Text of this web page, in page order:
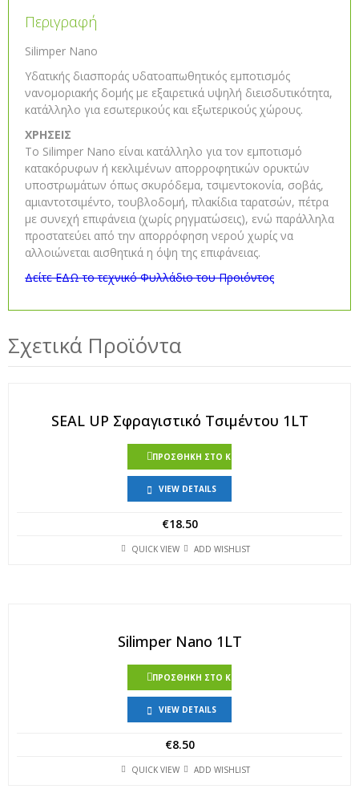
Περιγραφή
Silimper Nano
Υδατικής διασποράς υδατοαπωθητικός εμποτισμός
νανομοριακής δομής με εξαιρετικά υψηλή διεισδυτικότητα,
κατάλληλο για εσωτερικούς και εξωτερικούς χώρους.
ΧΡΗΣΕΙΣ
Το Silimper Nano είναι κατάλληλο για τον εμποτισμό
κατακόρυφων ή κεκλιμένων απορροφητικών ορυκτών
υποστρωμάτων όπως σκυρόδεμα, τσιμεντοκονία, σοβάς,
αμιαντοτσιμέντο, τουβλοδομή, πλακίδια ταρατσών, πέτρα
με συνεχή επιφάνεια (χωρίς ρηγματώσεις), ενώ παράλληλα
προστατεύει από την απορρόφηση νερού χωρίς να
αλλοιώνεται αισθητικά η όψη της επιφάνειας.
Δείτε ΕΔΩ το τεχνικό Φυλλάδιο του Προιόντος
Σχετικά Προϊόντα
SEAL UP Σφραγιστικό Τσιμέντου 1LT
ΠΡΟΣΘΉΚΗ ΣΤΟ ΚΑΛΆΘΙ
VIEW DETAILS
€18.50
QUICK VIEW ADD WISHLIST
Silimper Nano 1LT
ΠΡΟΣΘΉΚΗ ΣΤΟ ΚΑΛΆΘΙ
VIEW DETAILS
€8.50
QUICK VIEW ADD WISHLIST